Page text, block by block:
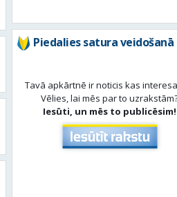
Piedalies satura veidošanā
Tavā apkārtnē ir noticis kas
Vēlies, lai mēs par to
Iesūti, un mēs to publicēsim!